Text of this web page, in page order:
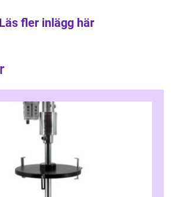
Läs fler inlägg här